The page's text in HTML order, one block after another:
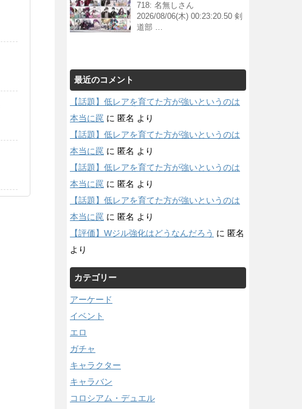
718: 名無しさん
2026/08/06(木) 00:23:20.50 剣
道部 …
最近のコメント
【話題】低レアを育てた方が強いというのは
本当に罠 に 匿名 より
【話題】低レアを育てた方が強いというのは
本当に罠 に 匿名 より
【話題】低レアを育てた方が強いというのは
本当に罠 に 匿名 より
【話題】低レアを育てた方が強いというのは
本当に罠 に 匿名 より
【評価】Wジル強化はどうなんだろう に 匿名
より
カテゴリー
アーケード
イベント
エロ
ガチャ
キャラクター
キャラバン
コロシアム・デュエル